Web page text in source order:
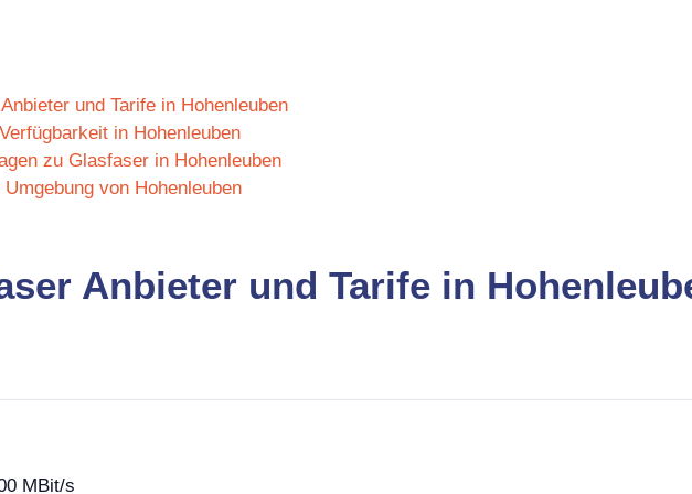
und Tarife in Hohenleuben
in Hohenleuben
zu Glasfaser in Hohenleuben
von Hohenleuben
Anbieter und Tarife in
MBit/s